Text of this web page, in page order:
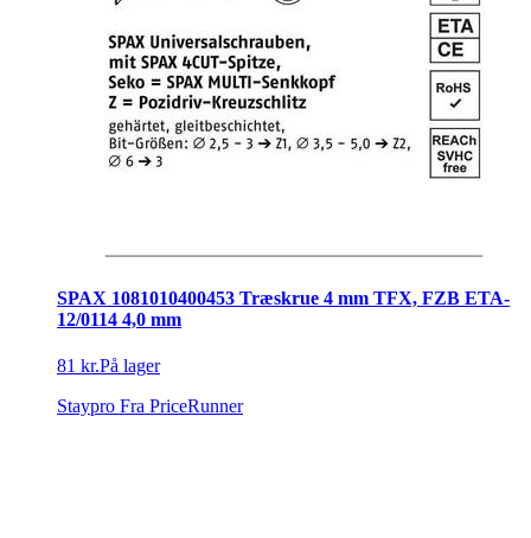
SPAX 1081010400453 Træskrue 4 mm TFX, FZB ETA-
12/0114 4,0 mm
81 kr.På lager
Staypro Fra PriceRunner